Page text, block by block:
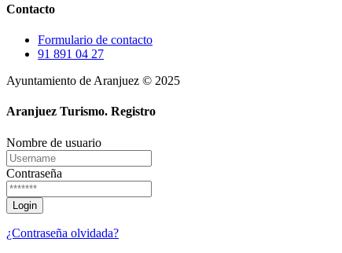
Contacto
Formulario de contacto
91 891 04 27
Ayuntamiento de Aranjuez © 2025
Aranjuez Turismo. Registro
Nombre de usuario
Contraseña
¿Contraseña olvidada?